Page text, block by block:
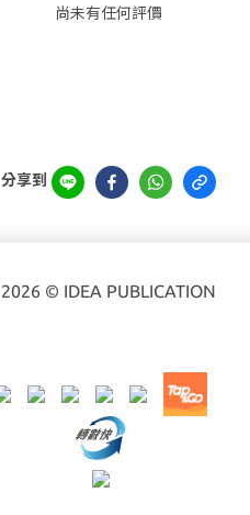
尚未有任何評價
分享到
2026 © IDEA PUBLICATION